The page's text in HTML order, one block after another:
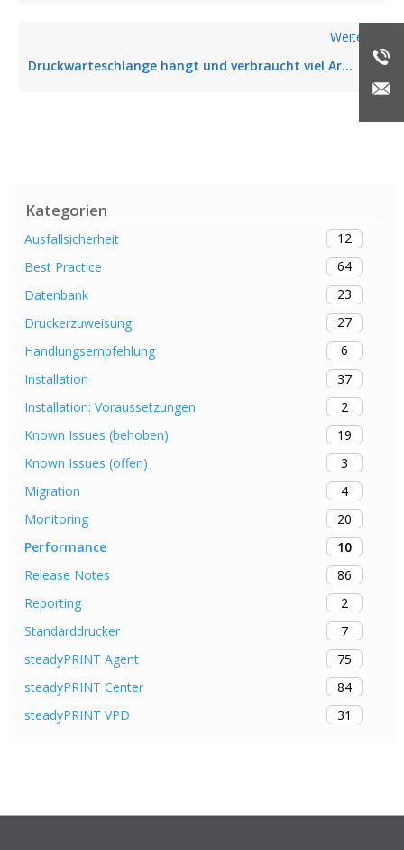
Kategorien
Ausfallsicherheit
12
Best Practice
64
Datenbank
23
Druckerzuweisung
27
Handlungsempfehlung
6
Installation
37
Installation: Voraussetzungen
2
Known Issues (behoben)
19
Known Issues (offen)
3
Migration
4
Monitoring
20
Performance
10
Release Notes
86
Reporting
2
Standarddrucker
7
steadyPRINT Agent
75
steadyPRINT Center
84
steadyPRINT VPD
31
Weiter
Druckwarteschlange hängt und verbraucht viel Arbeitsspeicher